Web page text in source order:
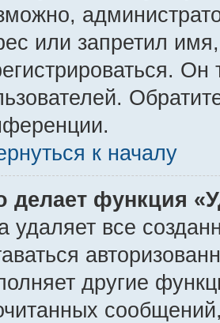
или запретил
к началу
делает функция
удаляет все
другие